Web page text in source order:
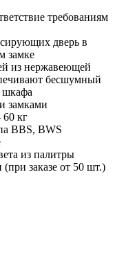
требованиям
дверь в
замке
из нержавеющей
бесшумный
шкафа
замками
60 кг
BBS, BWS
из палитры
заказе от 50 шт.)